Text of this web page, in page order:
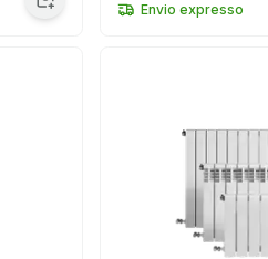
Envio expresso